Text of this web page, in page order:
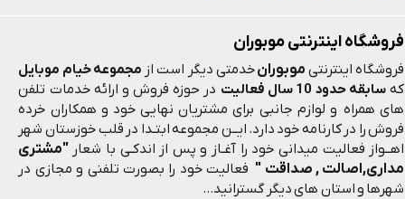
فروشگاه اینترنتی موبوران
فروشگاه اینترنتی موبورانخدمتی دیگر است از مجموعه خیام موبایل
که سابقه حدود 10 سال فعالیت
در حوزه فروش و ارائه خدمات تلفن
های همراه و لوازم جانبی برای مشتریان نهایی خود و همکاران خرده
فروش را در کارنامه خود دارد. ایــن مجموعه ابتـدا در قلب خوزستان شهر
اهــواز فعالیت میدانی خود را آغـاز و پس از اندکـی با شعار "مشتری
مداری,اصالت , صداقت " فعالیت خود را بصورت تلفنی و مجازی در
شهرها و استان های دیگر گسترانید...